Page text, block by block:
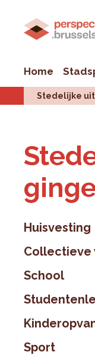
Home
Stedelijke
Huisvesting
Collectieve
School
Sport